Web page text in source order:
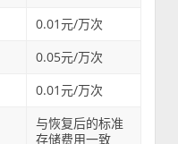
0.01元/万次
0.05元/万次
0.01元/万次
与恢复后的标准
存储费用一致